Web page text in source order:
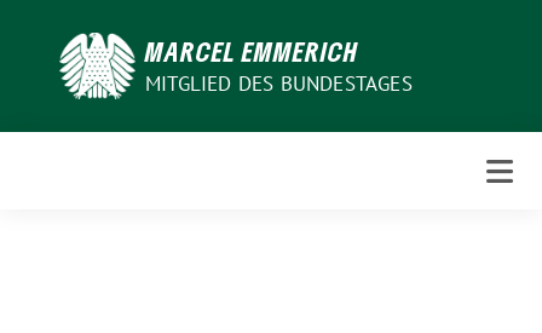
MARCEL EMMERICH
MITGLIED DES BUNDESTAGES